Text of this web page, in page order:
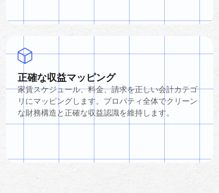
正確な収益マッピング
家賃スケジュール、料金、請求を正しい会計カテゴ
リにマッピングします。プロパティ全体でクリーン
な財務構造と正確な収益認識を維持します。